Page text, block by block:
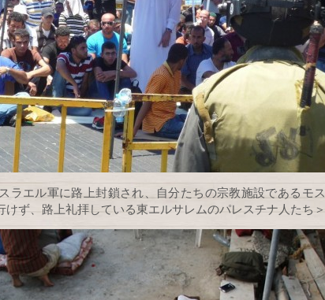
ラエル軍に路上封鎖され、自分たちの宗教施設であるモス
けず、路上礼拝している東エルサレムのパレスチナ人たち＞